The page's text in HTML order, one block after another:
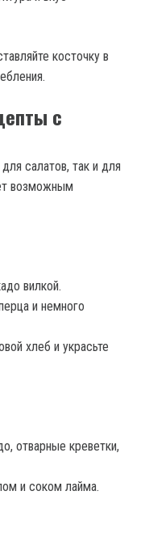
косточку в
с
салатов, так и для
возможным
вилкой.
и немного
хлеб и украсьте
отварные креветки,
и соком лайма.